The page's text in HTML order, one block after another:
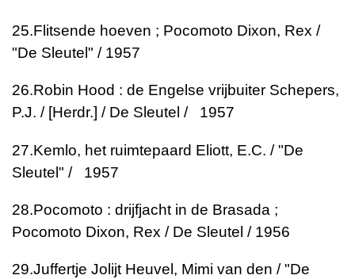
25.Flitsende hoeven ; Pocomoto Dixon, Rex /
"De Sleutel" / 1957
26.Robin Hood : de Engelse vrijbuiter Schepers,
P.J. / [Herdr.] / De Sleutel / 1957
27.Kemlo, het ruimtepaard Eliott, E.C. / "De
Sleutel" / 1957
28.Pocomoto : drijfjacht in de Brasada ;
Pocomoto Dixon, Rex / De Sleutel / 1956
29.Juffertje Jolijt Heuvel, Mimi van den / "De